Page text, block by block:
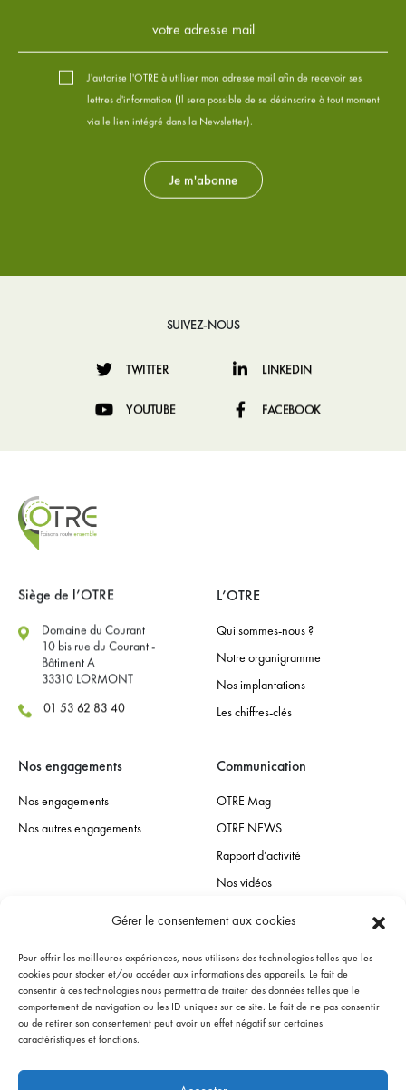
Gérer le consentement aux cookies
Pour offrir les meilleures expériences, nous utilisons des technologies telles que les
cookies pour stocker et/ou accéder aux informations des appareils. Le fait de
consentir à ces technologies nous permettra de traiter des données telles que le
comportement de navigation ou les ID uniques sur ce site. Le fait de ne pas consentir
ou de retirer son consentement peut avoir un effet négatif sur certaines
caractéristiques et fonctions.
J'autorise l'OTRE à utiliser mon adresse mail afin de recevoir ses
lettres d'information (Il sera possible de se désinscrire à tout moment
via le lien intégré dans la Newsletter).
SUIVEZ-NOUS
TWITTER LINKEDIN
YOUTUBE FACEBOOK
Siège de l’OTRE
Domaine du Courant
10 bis rue du Courant -
Bâtiment A
33310 LORMONT
01 53 62 83 40
L’OTRE
Qui sommes-nous ?
Notre organigramme
Nos implantations
Les chiffres-clés
Nos engagements
Nos engagements
Nos autres engagements
Communication
OTRE Mag
OTRE NEWS
Rapport d’activité
Nos vidéos
Contact presse
Communiqués de presse
L’OTRE dans les medias